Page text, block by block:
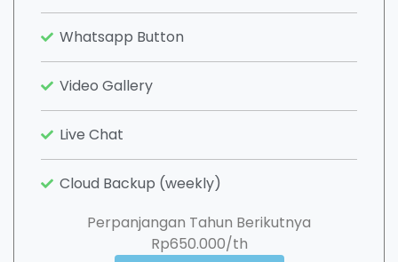
Whatsapp Button
Video Gallery
Live Chat
Cloud Backup (weekly)
Perpanjangan Tahun Berikutnya
Rp650.000/th